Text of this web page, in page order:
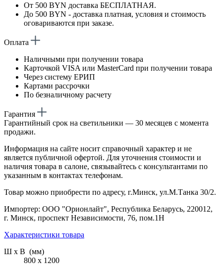
От 500 BYN доставка БЕСПЛАТНАЯ.
До 500 BYN - доставка платная, условия и стоимость
оговариваются при заказе.
Оплата
Наличными при получении товара
Карточкой VISA или MasterCard при получении товара
Через систему ЕРИП
Картами рассрочки
По безналичному расчету
Гарантия
Гарантийный срок на светильники — 30 месяцев с момента
продажи.
Информация на сайте носит справочный характер и не
является публичной офертой. Для уточнения стоимости и
наличия товара в салоне, связывайтесь с консультантами по
указанным в контактах телефонам.
Товар можно приобрести по адресу, г.Минск, ул.М.Танка 30/2.
Импортер: ООО "Орионлайт", Республика Беларусь, 220012,
г. Минск, проспект Независимости, 76, пом.1Н
Характеристики товара
Ш х В (мм)
800 х 1200